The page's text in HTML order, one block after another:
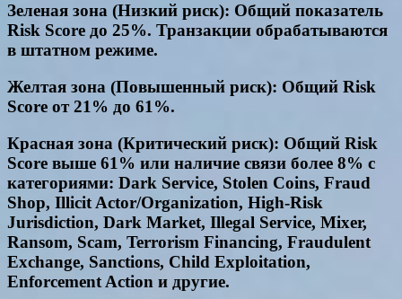
Зеленая зона (Низкий риск): Общий показатель
Risk Score до 25%. Транзакции обрабатываются
в штатном режиме.
Желтая зона (Повышенный риск): Общий Risk
Score от 21% до 61%.
Красная зона (Критический риск): Общий Risk
Score выше 61% или наличие связи более 8% с
категориями: Dark Service, Stolen Coins, Fraud
Shop, Illicit Actor/Organization, High-Risk
Jurisdiction, Dark Market, Illegal Service, Mixer,
Ransom, Scam, Terrorism Financing, Fraudulent
Exchange, Sanctions, Child Exploitation,
Enforcement Action и другие.